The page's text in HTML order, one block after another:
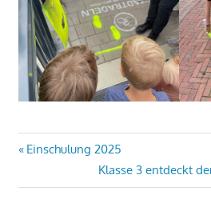
Beitragsnavigation
Vorheriger
Einschulung 2025
Nächster
Beitrag:
Klasse 3 entdeckt